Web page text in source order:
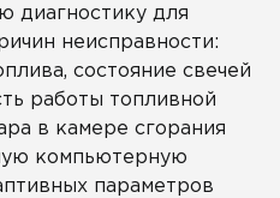
диагностику для
неисправности:
состояние свечей
работы топливной
в камере сгорания
компьютерную
параметров